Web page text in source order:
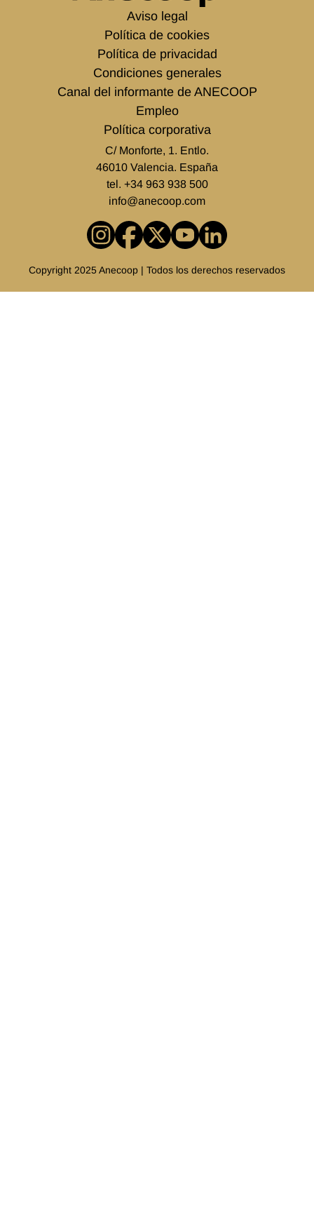
Aviso legal
Política de cookies
Política de privacidad
Condiciones generales
Canal del informante de ANECOOP
Empleo
Política corporativa
C/ Monforte, 1. Entlo.
46010 Valencia. España
tel. +34 963 938 500
info@anecoop.com
Copyright 2025 Anecoop | Todos los derechos reservados